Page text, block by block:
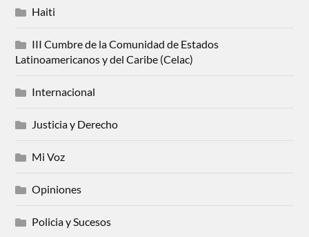
Haiti
III Cumbre de la Comunidad de Estados
Latinoamericanos y del Caribe (Celac)
Internacional
Justicia y Derecho
Mi Voz
Opiniones
Policia y Sucesos